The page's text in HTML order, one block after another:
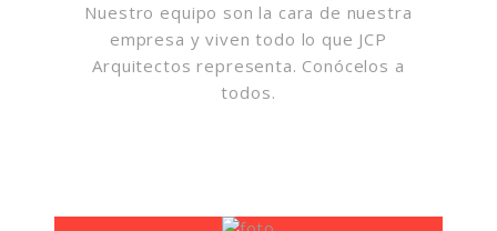
Nuestro equipo son la cara de nuestra
empresa y viven todo lo que JCP
Arquitectos representa. Conócelos a
todos.